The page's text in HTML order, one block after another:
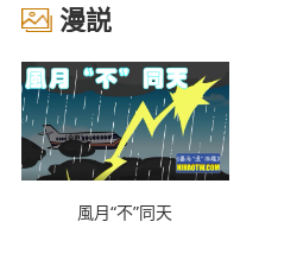
漫説
風月“不”同天